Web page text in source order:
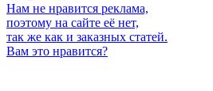
Нам не нравится реклама,
поэтому на сайте её нет,
так же как и заказных статей.
Вам это нравится?